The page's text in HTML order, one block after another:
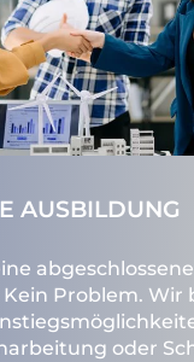
AUSBILDUNG
abgeschlossene
Problem. Wir
oder